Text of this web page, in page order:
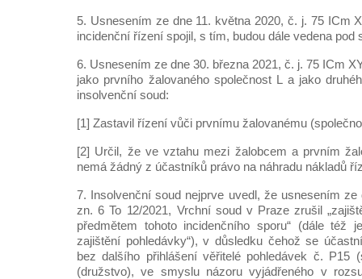
5. Usnesením ze dne 11. května 2020, č. j. 75 ICm
incidenční řízení spojil, s tím, budou dále vedena pod
6. Usnesením ze dne 30. března 2021, č. j. 75 ICm
jako prvního žalovaného společnost L a jako
insolvenční soud:
[1] Zastavil řízení vůči prvnímu žalovanému
[2] Určil, že ve vztahu mezi žalobcem a prvním
nemá žádný z účastníků právo na náhradu nákladů
7. Insolvenční soud nejprve uvedl, že usnesením ze
zn. 6 To 12/2021, Vrchní soud v Praze zrušil
předmětem tohoto incidenčního sporu“ (dále též
zajištění pohledávky“), v důsledku čehož se
bez dalšího přihlášení věřitelé pohledávek č. P15
(družstvo), ve smyslu názoru vyjádřeného v